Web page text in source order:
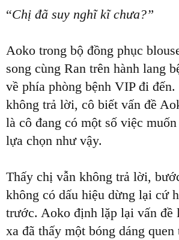
“Chị đã suy nghĩ kĩ chưa?”
Aoko trong bộ đồng phục
song cùng Ran trên hành lang
về phía phòng bệnh VIP đi
không trả lời, cô biết vấn đề
là cô đang có một số việc
lựa chọn như vậy.
Thấy chị vẫn không trả lời,
không có dấu hiệu dừng lại cứ
trước. Aoko định lặp lại vấn đề
xa đã thấy một bóng dáng